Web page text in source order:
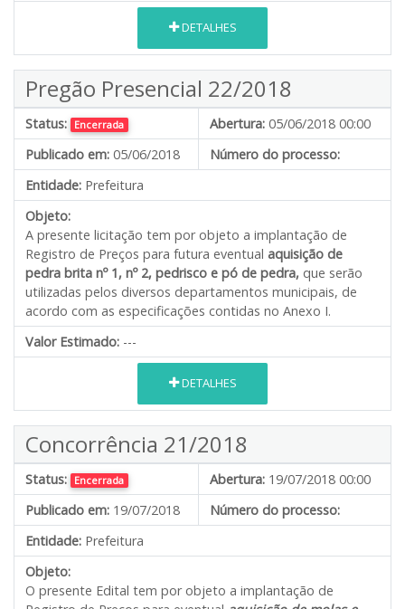
DETALHES
Pregão Presencial 22/2018
Status: Encerrada Abertura: 05/06/2018 00:00
Publicado em: 05/06/2018
Número do processo:
Entidade: Prefeitura
Objeto:
A presente licitação tem por objeto a implantação de
Registro de Preços para futura eventual aquisição de
pedra brita nº 1, nº 2, pedrisco e pó de pedra, que serão
utilizadas pelos diversos departamentos municipais, de
acordo com as especificações contidas no Anexo I.
Valor Estimado: ---
DETALHES
Concorrência 21/2018
Status: Encerrada Abertura: 19/07/2018 00:00
Publicado em: 19/07/2018
Número do processo:
Entidade: Prefeitura
Objeto:
O presente Edital tem por objeto a implantação de